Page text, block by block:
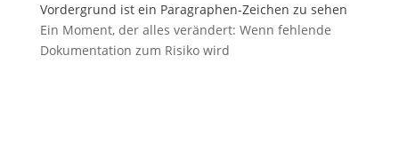
Ein Moment, der alles verändert: Wenn fehlende
Dokumentation zum Risiko wird